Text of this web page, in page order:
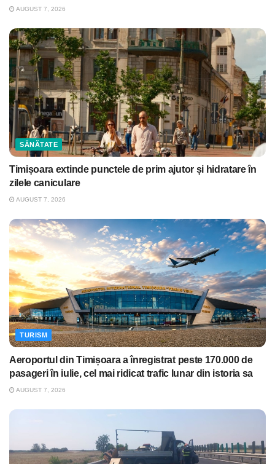
AUGUST 7, 2026
SĂNĂTATE
Timișoara extinde punctele de prim ajutor și hidratare în
zilele caniculare
AUGUST 7, 2026
TURISM
Aeroportul din Timișoara a înregistrat peste 170.000 de
pasageri în iulie, cel mai ridicat trafic lunar din istoria sa
AUGUST 7, 2026